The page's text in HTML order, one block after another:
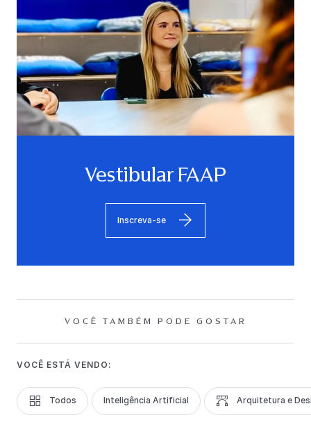
Vestibular FAAP
Inscreva-se
VOCÊ TAMBÉM PODE GOSTAR
VOCÊ ESTÁ VENDO:
Todos Inteligência Artificial Arquitetura e